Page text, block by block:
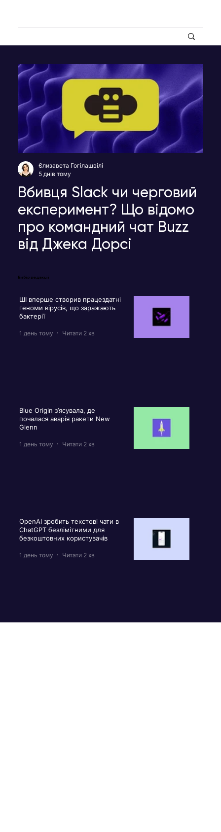
Вбивця Slack чи черговий
експеримент? Що відомо
про командний чат Buzz
від Джека Дорсі
Єлизавета Гогілашвілі
5 днів тому
Вибір редакції
ШІ вперше створив працездатні
геноми вірусів, що заражають
бактерії
1 день тому Читати 2 хв
Blue Origin з’ясувала, де
почалася аварія ракети New
Glenn
1 день тому Читати 2 хв
OpenAI зробить текстові чати в
ChatGPT безлімітними для
безкоштовних користувачів
1 день тому Читати 2 хв